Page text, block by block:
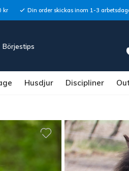
kr Din order skickas inom 1-3
Börjestips
Husdjur Discipliner